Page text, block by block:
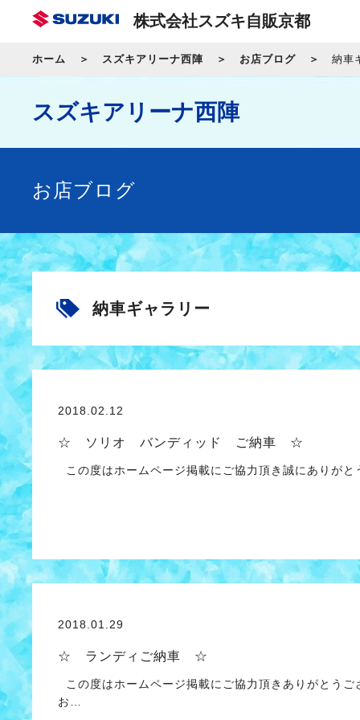
株式会社スズキ自販京都
ホーム スズキアリーナ西陣 お店ブログ 納車
スズキアリーナ西陣
お店ブログ
納車ギャラリー
2018.02.12
☆ ソリオ バンディッド ご納車 ☆
この度はホームページ掲載にご協力頂き誠にあり
2018.01.29
☆ ランディご納車 ☆
この度はホームページ掲載にご協力頂きありがとう
お…